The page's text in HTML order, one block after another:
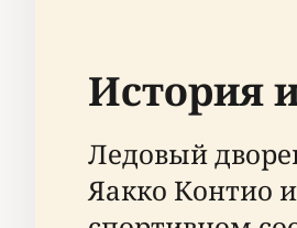
История
Ледовый
Яакко Контио